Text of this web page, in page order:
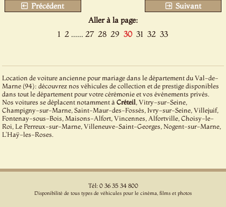
Précédent
Suivant
Aller à la page:
1 2 ...... 27 28 29 30 31 32 33
Location de voiture ancienne pour mariage dans le département du Val-de-
Marne (94): découvrez nos véhicules de collection et de prestige disponibles
dans tout le département pour votre cérémonie et vos événements privés.
Nos voitures se déplacent notamment àCréteil , Vitry-sur-Seine,
Champigny-sur-Marne, Saint-Maur-des-Fossés, Ivry-sur-Seine, Villejuif,
Fontenay-sous-Bois, Maisons-Alfort, Vincennes, Alfortville, Choisy-le-
Roi, Le Perreux-sur-Marne, Villeneuve-Saint-Georges, Nogent-sur-Marne,
L'Haÿ-les-Roses.
Tél: 0 36 35 34 800
Disponibilité de tous types de véhicules pour le cinéma, films et photos